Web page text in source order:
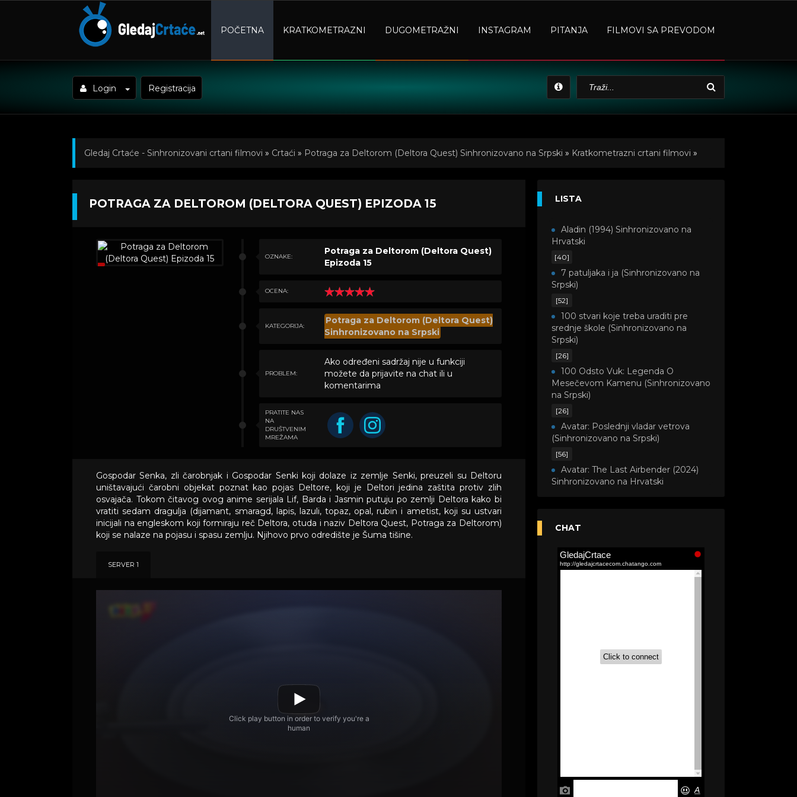
POČETNA KRATKOMETRAZNI DUGOMETRAŽNI INSTAGRAM PITANJA FILMOVI SA PREVODOM
Login Registracija
Gledaj Crtaće - Sinhronizovani crtani filmovi » Crtaći » Potraga za Deltorom (Deltora Quest) Sinhronizovano na Srpski » Kratkometrazni crtani filmovi »
POTRAGA ZA DELTOROM (DELTORA QUEST) EPIZODA 15
OZNAKE:
Potraga za Deltorom (Deltora Quest)
Epizoda 15
OCENA:
KATEGORIJA:
Potraga za Deltorom (Deltora Quest)
Sinhronizovano na Srpski
PROBLEM:
Ako određeni sadržaj nije u funkciji
možete da prijavite na chat ili u
komentarima
PRATITE NAS
NA
DRUŠTVENIM
MREŽAMA
Gospodar Senka, zli čarobnjak i Gospodar Senki koji dolaze iz zemlje Senki, preuzeli su Deltoru
uništavajući čarobni objekat poznat kao pojas Deltore, koji je Deltori jedina zaštita protiv zlih
osvajača. Tokom čitavog ovog anime serijala Lif, Barda i Jasmin putuju po zemlji Deltora kako bi
vratiti sedam dragulja (dijamant, smaragd, lapis, lazuli, topaz, opal, rubin i ametist, koji su ustvari
inicijali na engleskom koji formiraju reč Deltora, otuda i naziv Deltora Quest, Potraga za Deltorom)
koji se nalaze na pojasu i spasu zemlju. Njihovo prvo odredište je Šuma tišine.
SERVER 1
LISTA
Aladin (1994) Sinhronizovano na
Hrvatski
[40]
7 patuljaka i ja (Sinhronizovano na
Srpski)
[52]
100 stvari koje treba uraditi pre
srednje škole (Sinhronizovano na
Srpski)
[26]
100 Odsto Vuk: Legenda O
Mesečevom Kamenu (Sinhronizovano
na Srpski)
[26]
Avatar: Poslednji vladar vetrova
(Sinhronizovano na Srpski)
[56]
Avatar: The Last Airbender (2024)
Sinhronizovano na Hrvatski
(Sinhronizovano na Srpski)
Akademija čarolija (Wits Academy)
Sinhronizovano na Srpski
Tunes,2020) Sinhronizovano na Srpski
Okura (Sinhronizovano na Srpski)
CHAT